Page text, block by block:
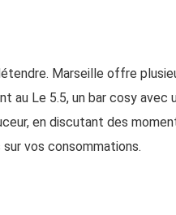
Marseille offre
au Le 5.5, un bar cosy avec
en discutant des
vos consommations.